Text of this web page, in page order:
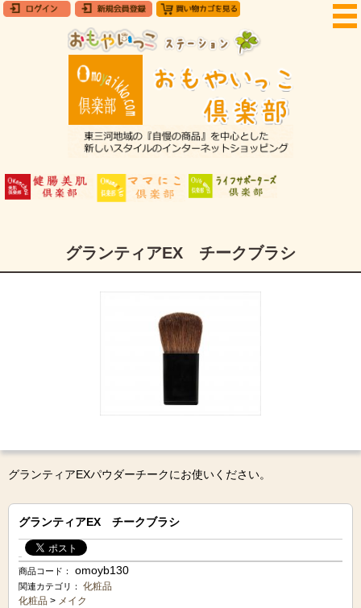
グランティアEX チークブラシ
グランティアEXパウダーチークにお使いください。
グランティアEX チークブラシ
商品コード： omoyb130
関連カテゴリ：
化粧品
化粧品 > メイク